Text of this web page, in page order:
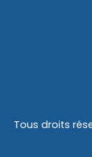
Tous droits